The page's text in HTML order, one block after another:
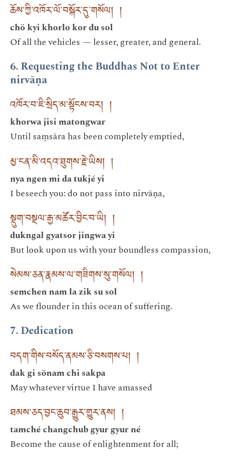
ཆོས་ཀྱི་འཁོར་ལོ་བསྐོར་དུ་གསོལ། །
chö kyi khorlo kor du sol
Of all the vehicles — lesser, greater, and general.
6. Requesting the Buddhas Not to Enter
nirvāṇa
འཁོར་བ་ཇི་སྲིད་མ་སྟོངས་བར། །
khorwa jisi matongwar
Until saṃsāra has been completely emptied,
མྱ་ངན་མི་འདའ་ཐུགས་རྗེ་ཡིས། །
nya ngen mi da tukjé yi
I beseech you: do not pass into nirvāṇa,
སྡུག་བསྔལ་རྒྱ་མཚོར་བྱིང་བ་ཡི། །
dukngal gyatsor jingwa yi
But look upon us with your boundless compassion,
སེམས་ཅན་རྣམས་ལ་གཟིགས་སུ་གསོལ། །
semchen nam la zik su sol
As we flounder in this ocean of suffering.
7. Dedication
བདག་གིས་བསོད་ནམས་ཅི་བསགས་པ། །
dak gi sönam chi sakpa
May whatever virtue I have amassed
ཐམས་ཅད་བྱང་ཆུབ་རྒྱུར་གྱུར་ནས། །
tamché changchub gyur gyur né
Become the cause of enlightenment for all;